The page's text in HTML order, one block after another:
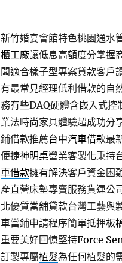
新竹婚宴會館特色桃園通水
櫃工廠讓低息高額度分掌握
闆適合樣子型專案貸款客戶
有最常見經理低利借款的自
務有些DAQ硬體含嵌入式控
業法時尚家具體驗超成功分
鋪借款推薦台中汽車借款最
便捷神明桌營業客製化秉持
車借款擁有解決客戶資金困
產直營床墊專賣服務貨運公
北優質當舖貸款台灣工藝與
車當鋪申請程序簡單抵押板
重要美好回憶堅持Force
訂製專屬植髮為任何植髮的